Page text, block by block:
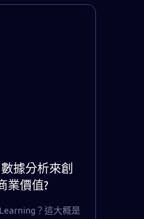
據分析來創
業價值?
？這大概是